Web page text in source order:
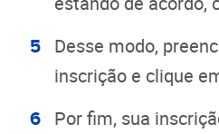
Desse modo,
inscrição e clique
Por fim, sua